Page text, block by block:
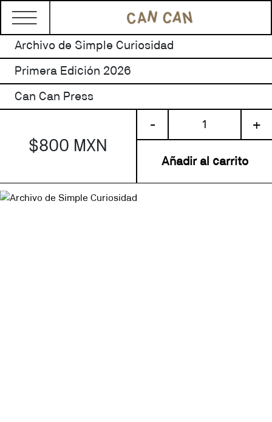
Archivo de Simple Curiosidad
Primera Edición 2026
Can Can Press
$800 MXN
Curiosidad
- +
Añadir al carrito